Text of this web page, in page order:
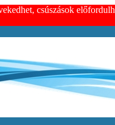
csúszások